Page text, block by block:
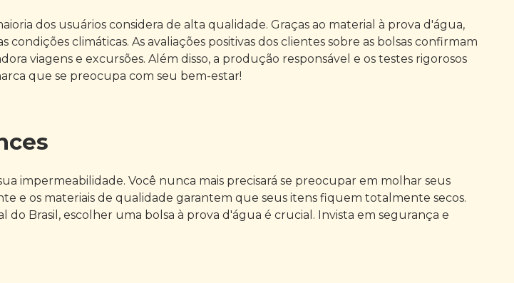
dos usuários considera de alta qualidade. Graças ao material à prova d'água,
climáticas. As avaliações positivas dos clientes sobre as bolsas confirmam
viagens e excursões. Além disso, a produção responsável e os testes rigorosos
que se preocupa com seu bem-estar!
impermeabilidade. Você nunca mais precisará se preocupar em molhar seus
e os materiais de qualidade garantem que seus itens fiquem totalmente secos.
Brasil, escolher uma bolsa à prova d'água é crucial. Invista em segurança e